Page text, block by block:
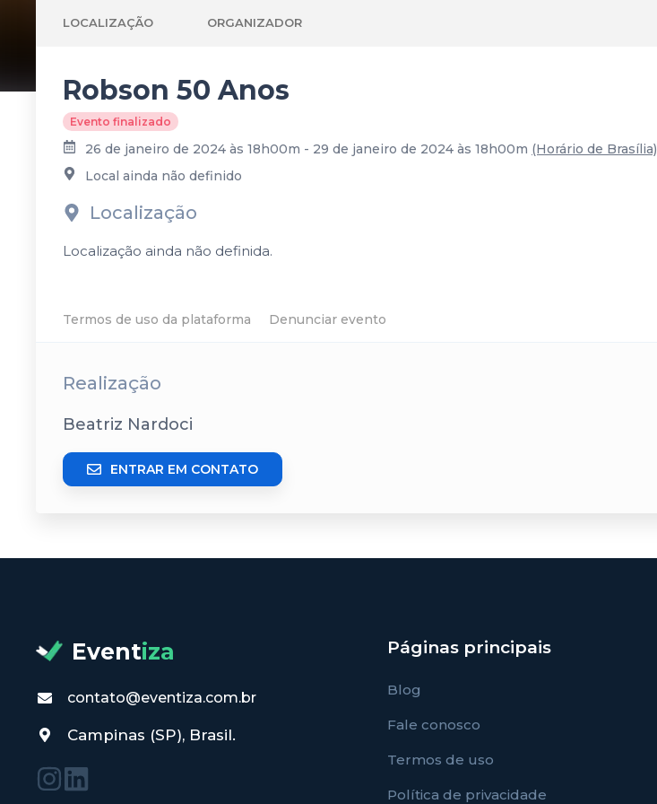
LOCALIZAÇÃO ORGANIZADOR
Robson 50 Anos
Evento finalizado
26 de janeiro de 2024 às 18h00m - 29 de janeiro de 2024 às 18h00m (Horário de Brasília)
Local ainda não definido
Localização
Localização ainda não definida.
Termos de uso da plataforma Denunciar evento
Realização
Beatriz Nardoci
ENTRAR EM CONTATO
Eventiza
contato@eventiza.com.br
Campinas (SP), Brasil.
Páginas principais
Blog
Fale conosco
Termos de uso
Política de privacidade